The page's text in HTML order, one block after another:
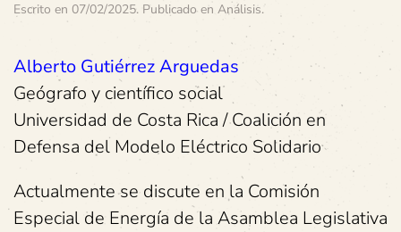
Escrito en 07/02/2025. Publicado en Análisis.
Alberto Gutiérrez Arguedas
Geógrafo y científico social
Universidad de Costa Rica / Coalición en
Defensa del Modelo Eléctrico Solidario
Actualmente se discute en la Comisión
Especial de Energía de la Asamblea Legislativa